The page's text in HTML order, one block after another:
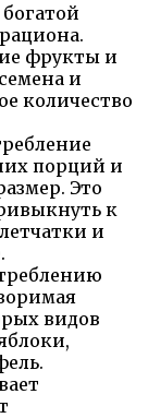
фрукты и
и
количество
порций и
Это
к
и
видов